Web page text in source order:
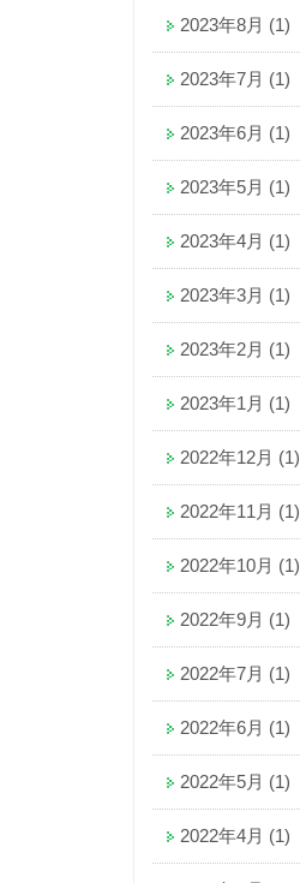
2023年8月 (1)
2023年7月 (1)
2023年6月 (1)
2023年5月 (1)
2023年4月 (1)
2023年3月 (1)
2023年2月 (1)
2023年1月 (1)
2022年12月 (1)
2022年11月 (1)
2022年10月 (1)
2022年9月 (1)
2022年7月 (1)
2022年6月 (1)
2022年5月 (1)
2022年4月 (1)